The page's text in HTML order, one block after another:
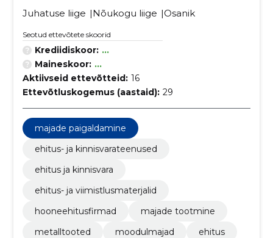
Juhatuse liige
Nõukogu liige Osanik
Seotud ettevõtete skoorid
Krediidiskoor: ...
Maineskoor: ...
Aktiivseid ettevõtteid: 16
Ettevõtluskogemus (aastaid): 29
majade paigaldamine
ehitus- ja kinnisvarateenused
ehitus ja kinnisvara
ehitus- ja viimistlusmaterjalid
hooneehitusfirmad
majade tootmine
metalltooted
moodulmajad
ehitus